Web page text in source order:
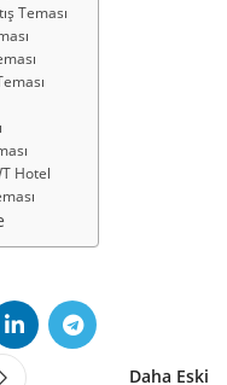
Teması
Hotel
Daha Eski